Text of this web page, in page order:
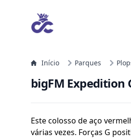
Início Parques
bigFM Expedition
Este colosso de aço
várias vezes. Forças G